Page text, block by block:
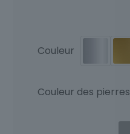
Couleur
Couleur des pierres